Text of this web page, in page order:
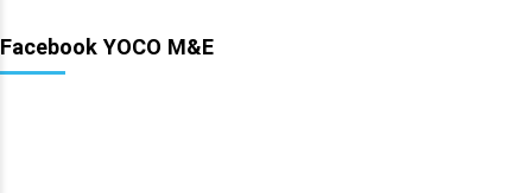
Facebook YOCO M&E